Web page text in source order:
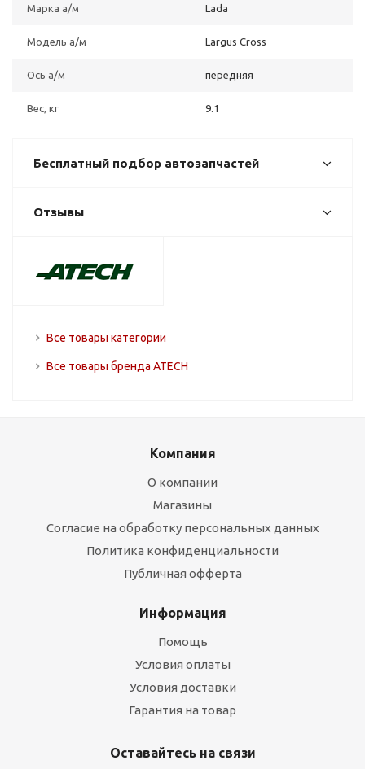
Марка а/м Lada
Модель а/м Largus Cross
Ось а/м передняя
Вес, кг 9.1
Бесплатный подбор автозапчастей
Отзывы
Все товары категории
Все товары бренда ATECH
Компания
О компании
Магазины
Согласие на обработку персональных данных
Политика конфиденциальности
Публичная офферта
Информация
Помощь
Условия оплаты
Условия доставки
Гарантия на товар
Оставайтесь на связи